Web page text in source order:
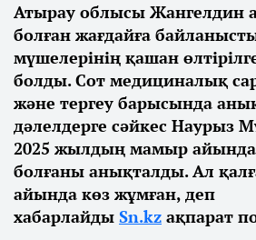
Атырау облысы Жангелдин
болған жағдайға
мүшелерінің қашан
болды. Сот медициналық
және тергеу барысында
дәлелдерге сәйкес Наурыз
2025 жылдың мамыр
болғаны анықталды. Ал
айында көз жұмған, деп
хабарлайды Sn.kz ақпарат